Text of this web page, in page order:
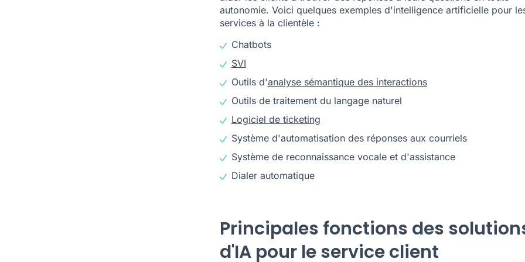
autonomie. Voici quelques exemples d'intelligence artificielle pour
services à la clientèle :
Chatbots
SVI
Outils d'analyse sémantique des interactions
Outils de traitement du langage naturel
Logiciel de ticketing
Système d'automatisation des réponses aux courriels
Système de reconnaissance vocale et d'assistance
Dialer automatique
Principales fonctions des
d'IA pour le service client